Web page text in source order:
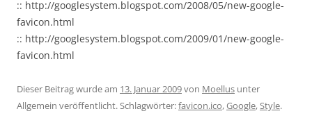
:: http://googlesystem.blogspot.com/2008/05/new-google-
favicon.html
:: http://googlesystem.blogspot.com/2009/01/new-google-
favicon.html
Dieser Beitrag wurde am 13. Januar 2009von Moellus unter
Allgemein veröffentlicht. Schlagwörter:favicon.ico,Google,Style.